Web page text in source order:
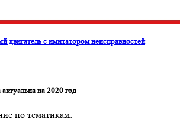
двигатель с имитатором неисправностей
на 2020 год
по тематикам: